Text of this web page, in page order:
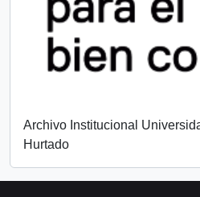
Archivo Institucional
Hurtado